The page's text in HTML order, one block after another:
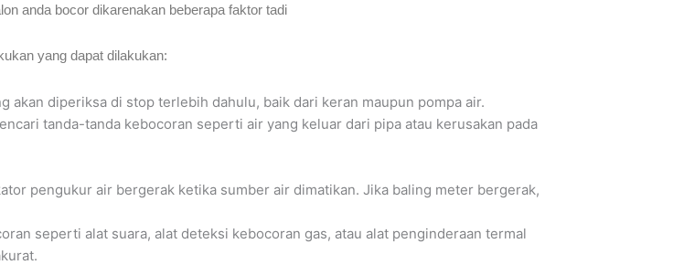
anda bocor dikarenakan beberapa faktor tadi
yang dapat dilakukan:
akan diperiksa di stop terlebih dahulu, baik dari keran maupun pompa air.
tanda-tanda kebocoran seperti air yang keluar dari pipa atau kerusakan pada
pengukur air bergerak ketika sumber air dimatikan. Jika baling meter bergerak,
seperti alat suara, alat deteksi kebocoran gas, atau alat penginderaan termal